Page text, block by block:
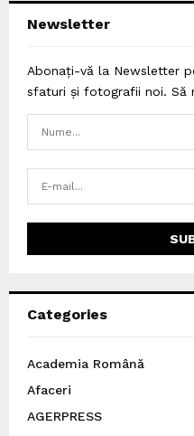
Newsletter
Abonați-vă la Newsletter
sfaturi și fotografii noi. Să
Categories
Academia Română
Afaceri
AGERPRESS